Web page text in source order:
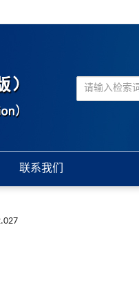
联系我们